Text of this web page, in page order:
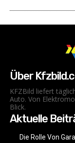
Über
KFZBild liefert
Auto. Von
Blick.
Aktuelle
Die Rolle Von